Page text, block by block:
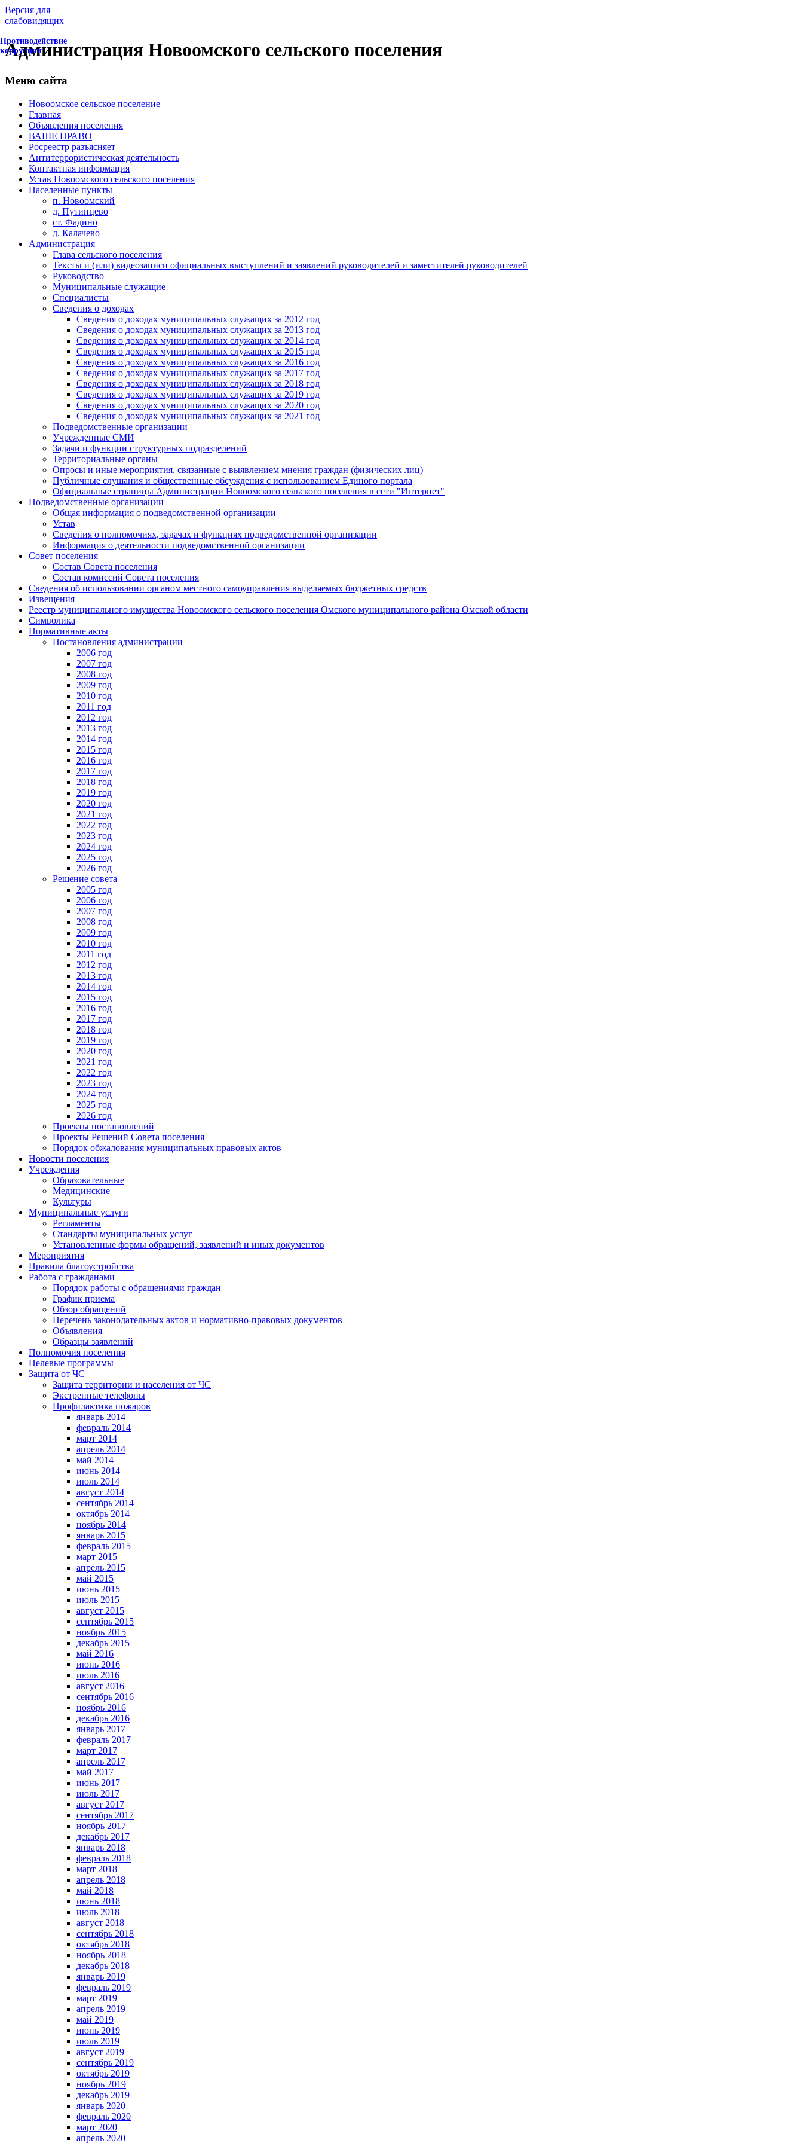
Противодействие
коррупции
Версия для
слабовидящих
Администрация Новоомского сельского поселения
Меню сайта
Новоомское сельское поселение
Главная
Объявления поселения
ВАШЕ ПРАВО
Росреестр разъясняет
Антитеррористическая деятельность
Контактная информация
Устав Новоомского сельского поселения
Населенные пункты
п. Новоомский
д. Путинцево
ст. Фадино
д. Калачево
Администрация
Глава сельского поселения
Тексты и (или) видеозаписи официальных выступлений и заявлений руководителей и заместителей руководителей
Руководство
Муниципальные служащие
Специалисты
Сведения о доходах
Сведения о доходах муниципальных служащих за 2012 год
Сведения о доходах муниципальных служащих за 2013 год
Сведения о доходах муниципальных служащих за 2014 год
Сведения о доходах муниципальных служащих за 2015 год
Сведения о доходах муниципальных служащих за 2016 год
Сведения о доходах муниципальных служащих за 2017 год
Сведения о доходах муниципальных служащих за 2018 год
Сведения о доходах муниципальных служащих за 2019 год
Сведения о доходах муниципальных служащих за 2020 год
Сведения о доходах муниципальных служащих за 2021 год
Подведомственные организации
Учрежденные СМИ
Задачи и функции структурных подразделений
Территориальные органы
Опросы и иные мероприятия, связанные с выявлением мнения граждан (физических лиц)
Публичные слушания и общественные обсуждения с использованием Единого портала
Официальные страницы Администрации Новоомского сельского поселения в сети "Интернет"
Подведомственные организации
Общая информация о подведомственной организации
Устав
Сведения о полномочиях, задачах и функциях подведомственной организации
Информация о деятельности подведомственной организации
Совет поселения
Состав Совета поселения
Состав комиссий Совета поселения
Сведения об использовании органом местного самоуправления выделяемых бюджетных средств
Извещения
Реестр муниципального имущества Новоомского сельского поселения Омского муниципального района Омской области
Символика
Нормативные акты
Постановления администрации
2006 год
2007 год
2008 год
2009 год
2010 год
2011 год
2012 год
2013 год
2014 год
2015 год
2016 год
2017 год
2018 год
2019 год
2020 год
2021 год
2022 год
2023 год
2024 год
2025 год
2026 год
Решение совета
2005 год
2006 год
2007 год
2008 год
2009 год
2010 год
2011 год
2012 год
2013 год
2014 год
2015 год
2016 год
2017 год
2018 год
2019 год
2020 год
2021 год
2022 год
2023 год
2024 год
2025 год
2026 год
Проекты постановлений
Проекты Решений Совета поселения
Порядок обжалования муниципальных правовых актов
Новости поселения
Учреждения
Образовательные
Медицинские
Культуры
Муниципальные услуги
Регламенты
Стандарты муниципальных услуг
Установленные формы обращений, заявлений и иных документов
Мероприятия
Правила благоустройства
Работа с гражданами
Порядок работы с обращениями граждан
График приема
Обзор обращений
Перечень законодательных актов и нормативно-правовых документов
Объявления
Образцы заявлений
Полномочия поселения
Целевые программы
Защита от ЧС
Защита территории и населения от ЧС
Экстренные телефоны
Профилактика пожаров
январь 2014
февраль 2014
март 2014
апрель 2014
май 2014
июнь 2014
июль 2014
август 2014
сентябрь 2014
октябрь 2014
ноябрь 2014
январь 2015
февраль 2015
март 2015
апрель 2015
май 2015
июнь 2015
июль 2015
август 2015
сентябрь 2015
ноябрь 2015
декабрь 2015
май 2016
июнь 2016
июль 2016
август 2016
сентябрь 2016
ноябрь 2016
декабрь 2016
январь 2017
февраль 2017
март 2017
апрель 2017
май 2017
июнь 2017
июль 2017
август 2017
сентябрь 2017
ноябрь 2017
декабрь 2017
январь 2018
февраль 2018
март 2018
апрель 2018
май 2018
июнь 2018
июль 2018
август 2018
сентябрь 2018
октябрь 2018
ноябрь 2018
декабрь 2018
январь 2019
февраль 2019
март 2019
апрель 2019
май 2019
июнь 2019
июль 2019
август 2019
сентябрь 2019
октябрь 2019
ноябрь 2019
декабрь 2019
январь 2020
февраль 2020
март 2020
апрель 2020